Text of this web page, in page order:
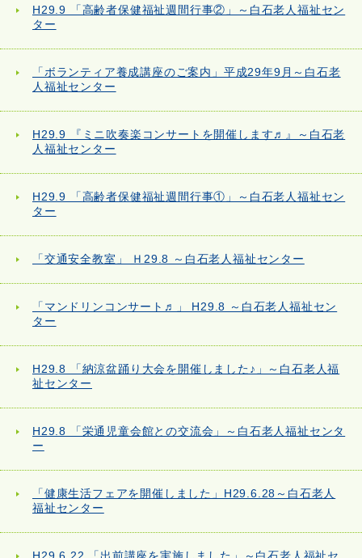
H29.9 「高齢者保健福祉週間行事②」～白石老人福祉セン
ター
「ボランティア養成講座のご案内」平成29年9月～白石老
人福祉センター
H29.9 『ミニ吹奏楽コンサートを開催します♬』～白石老
人福祉センター
H29.9 「高齢者保健福祉週間行事①」～白石老人福祉セン
ター
「交通安全教室」 Ｈ29.8 ～白石老人福祉センター
「マンドリンコンサート♬」 H29.8 ～白石老人福祉セン
ター
H29.8 「納涼盆踊り大会を開催しました♪」～白石老人福
祉センター
H29.8 「栄通児童会館との交流会」～白石老人福祉センタ
ー
「健康生活フェアを開催しました」H29.6.28～白石老人
福祉センター